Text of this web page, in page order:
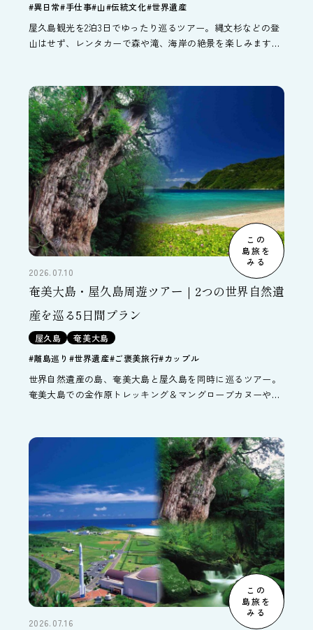
#異日常#手仕事#山#伝統文化#世界遺産
屋久島観光を2泊3日でゆったり巡るツアー。縄文杉などの登
山はせず、レンタカーで森や滝、海岸の絶景を楽しみます。
この
島旅を
みる
2026.07.10
奄美大島・屋久島周遊ツアー｜2つの世界自然遺
産を巡る5日間プラン
屋久島
奄美大島
#離島巡り #世界遺産#ご褒美旅行#カップル
世界自然遺産の島、奄美大島と屋久島を同時に巡るツアー。
奄美大島での金作原トレッキング＆マングローブカヌーやシ
島を目いっぱい楽しんでください。
この
島旅を
みる
2026.07.16